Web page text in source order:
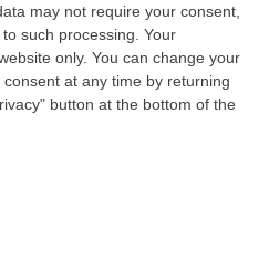
may not require your consent,
such processing. Your
only. You can change your
at any time by returning
button at the bottom of the
il dibattito sulle norme